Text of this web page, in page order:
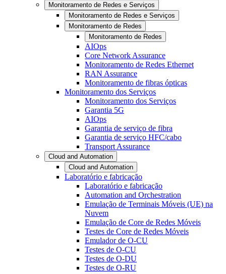
Monitoramento de Redes e Serviços
Monitoramento de Redes e Serviços
Monitoramento de Redes
Monitoramento de Redes
AIOps
Core Network Assurance
Monitoramento de Redes Ethernet
RAN Assurance
Monitoramento de fibras ópticas
Monitoramento dos Serviços
Monitoramento dos Serviços
Garantia 5G
AIOps
Garantia de serviço de fibra
Garantia de serviço HFC/cabo
Transport Assurance
Cloud and Automation
Cloud and Automation
Laboratório e fabricação
Laboratório e fabricação
Automation and Orchestration
Emulação de Terminais Móveis (UE) na
Nuvem
Emulação de Core de Redes Móveis
Testes de Core de Redes Móveis
Emulador de O-CU
Testes de O-CU
Testes de O-DU
Testes de O-RU